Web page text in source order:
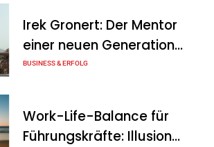
Tanja Schiller 10. August 2026
Jahreshalbzeit für
Unternehmer: Welche
finanziellen Fehler bis
Jahresende richtig teuer
werden können
Irek Gronert: Der Mentor
einer neuen Generation
von Unternehmern
BUSINESS & ERFOLG
Work-Life-Balance für
Führungskräfte: Illusion